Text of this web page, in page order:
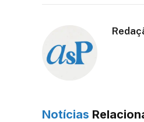
Notícias